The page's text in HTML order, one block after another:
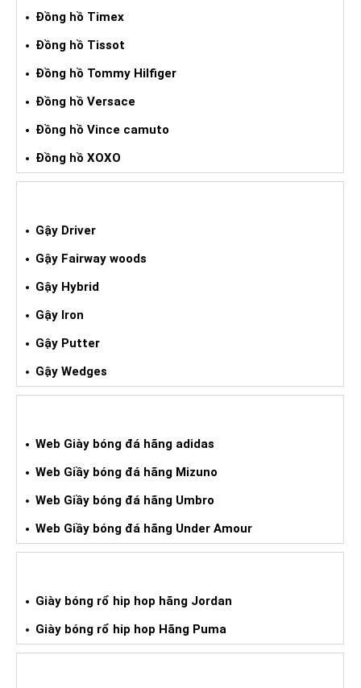
Đồng hồ Timex
Đồng hồ Tissot
Đồng hồ Tommy Hilfiger
Đồng hồ Versace
Đồng hồ Vince camuto
Đồng hồ XOXO
Gậy Driver
Gậy Fairway woods
Gậy Hybrid
Gậy Iron
Gậy Putter
Gậy Wedges
Web Giày bóng đá hãng adidas
Web Giầy bóng đá hãng Mizuno
Web Giầy bóng đá hãng Umbro
Web Giầy bóng đá hãng Under Amour
Giày bóng rổ hip hop hãng Jordan
Giày bóng rổ hip hop Hãng Puma